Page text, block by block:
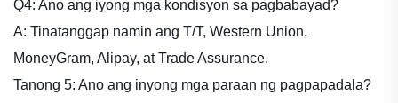
Q4: Ano ang iyong mga kondisyon sa pagbabayad?
A: Tinatanggap namin ang T/T, Western Union,
MoneyGram, Alipay, at Trade Assurance.
Tanong 5: Ano ang inyong mga paraan ng pagpapadala?